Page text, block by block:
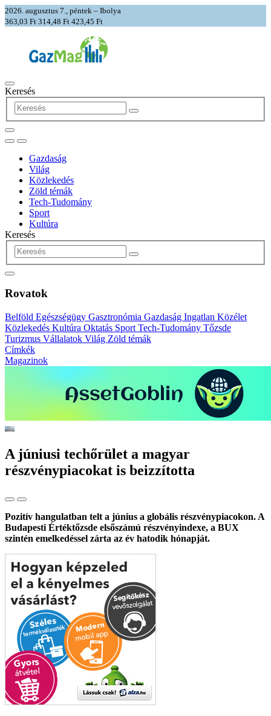
2026. augusztus 7., péntek – Ibolya
363,03 Ft 314,48 Ft 423,45 Ft
Keresés
Gazdaság
Világ
Közlekedés
Zöld témák
Tech-Tudomány
Sport
Kultúra
Keresés
Rovatok
Belföld Egészségügy Gasztronómia Gazdaság Ingatlan Közélet
Közlekedés Kultúra Oktatás Sport Tech-Tudomány Tőzsde
Turizmus Vállalatok Világ Zöld témák
Címkék
Magazinok
A júniusi techőrület a magyar
részvénypiacokat is beizzította
Pozitív hangulatban telt a június a globális részvénypiacokon. A
Budapesti Értéktőzsde elsőszámú részvényindexe, a BUX
szintén emelkedéssel zárta az év hatodik hónapját.